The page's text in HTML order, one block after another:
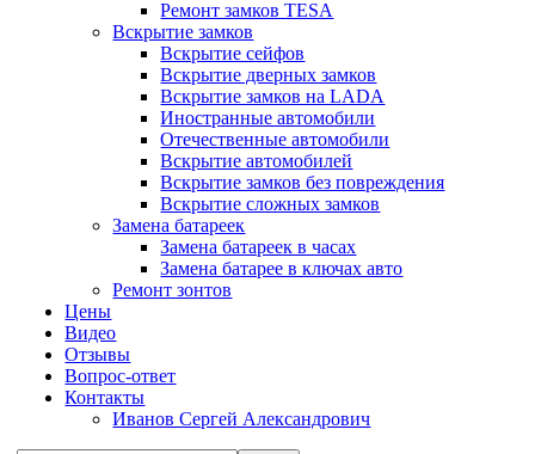
Ремонт замков TESA
Вскрытие замков
Вскрытие сейфов
Вскрытие дверных замков
Вскрытие замков на LADA
Иностранные автомобили
Отечественные автомобили
Вскрытие автомобилей
Вскрытие замков без повреждения
Вскрытие сложных замков
Замена батареек
Замена батареек в часах
Замена батарее в ключах авто
Ремонт зонтов
Цены
Видео
Отзывы
Вопрос-ответ
Контакты
Иванов Сергей Александрович